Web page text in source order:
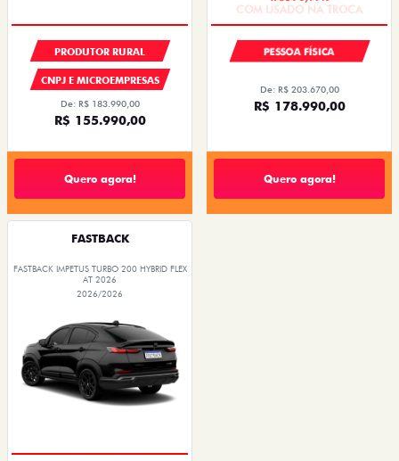
PRODUTOR RURAL
CNPJ E MICROEMPRESAS
De: R$ 183.990,00
R$ 155.990,00
Quero agora!
PESSOA FÍSICA
De: R$ 203.670,00
R$ 178.990,00
Quero agora!
FASTBACK
FASTBACK IMPETUS TURBO 200 HYBRID FLEX
AT 2026
2026/2026